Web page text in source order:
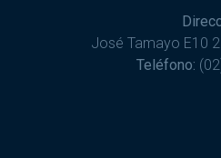
José Tamayo E10
Teléfono: